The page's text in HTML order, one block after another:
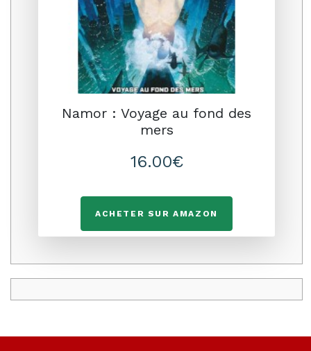
Namor : Voyage au fond des
mers
16.00€
ACHETER SUR AMAZON